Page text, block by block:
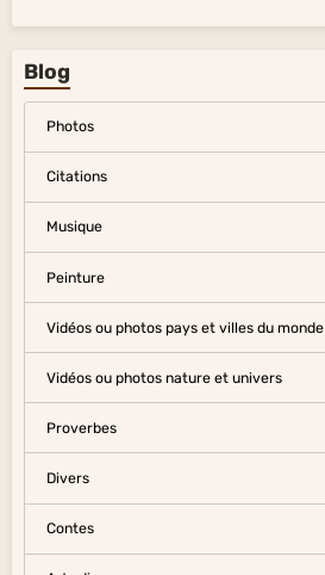
Blog
Photos
Citations
Musique
Peinture
Vidéos ou photos pays et villes du monde
Vidéos ou photos nature et univers
Proverbes
Divers
Contes